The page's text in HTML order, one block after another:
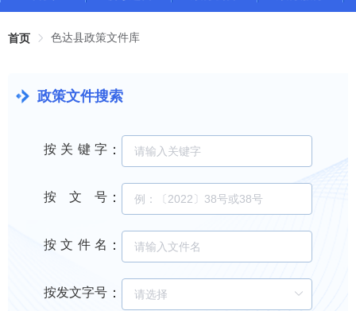
首页 色达县政策文件库
政策文件搜索
按关键字 ：
按文号 ：
按文件名 ：
按发文字号 ：